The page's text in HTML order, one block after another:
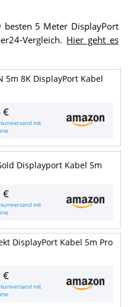
besten 5 Meter DisplayPort
Vergleich. Hier geht es
5m 8K DisplayPort Kabel
€
mit
Displayport Kabel 5m
€
mit
DisplayPort Kabel 5m Pro
€
mit